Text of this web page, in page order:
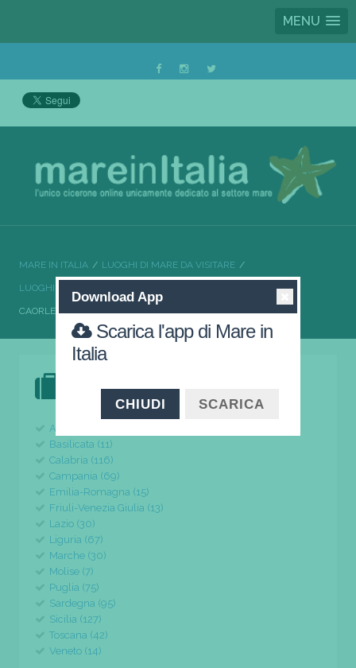
MENU
MARE IN ITALIA LUOGHI DI MARE DA VISITARE
LUOGHI DI MARE DA VISITARE VENETO
CAORLE LA VENEZIA IN MINIATURA
Abruzzo (24)
Basilicata (11)
Calabria (116)
Campania (69)
Emilia-Romagna (15)
Friuli-Venezia Giulia (13)
Lazio (30)
Liguria (67)
Marche (30)
Molise (7)
Puglia (75)
Sardegna (95)
Sicilia (127)
Toscana (42)
Veneto (14)
Download App
Scarica l'app di Mare in
Italia
CHIUDI SCARICA